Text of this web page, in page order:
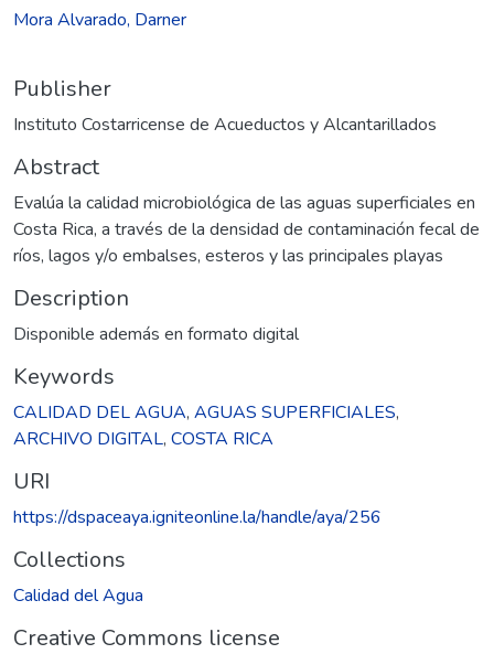
Mora Alvarado, Darner
Publisher
Instituto Costarricense de Acueductos y Alcantarillados
Abstract
Evalúa la calidad microbiológica de las aguas superficiales en
Costa Rica, a través de la densidad de contaminación fecal de
ríos, lagos y/o embalses, esteros y las principales playas
Description
Disponible además en formato digital
Keywords
CALIDAD DEL AGUA, AGUAS SUPERFICIALES,
ARCHIVO DIGITAL, COSTA RICA
URI
https://dspaceaya.igniteonline.la/handle/aya/256
Collections
Calidad del Agua
Creative Commons license